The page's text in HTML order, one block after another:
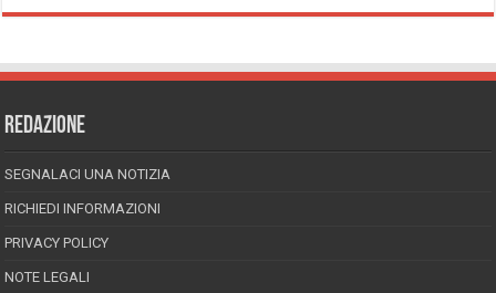
REDAZIONE
SEGNALACI UNA NOTIZIA
RICHIEDI INFORMAZIONI
PRIVACY POLICY
NOTE LEGALI